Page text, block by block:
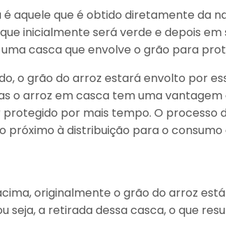
aquele que é obtido diretamente da
inicialmente será verde e depois
casca que envolve o grão para
o grão do arroz estará envolto por
o arroz em casca tem uma
protegido por mais tempo. O
próximo à distribuição para o consumo
originalmente o grão do arroz
seja, a retirada dessa casca, o que